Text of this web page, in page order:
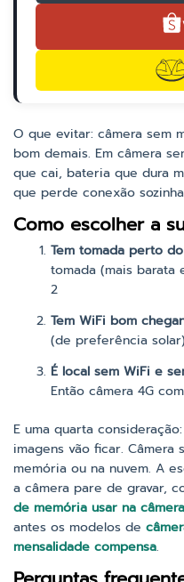
O que evitar: câmera sem
bom demais. Em câmera
que cai, bateria que dura
que perde conexão
Como escolher a
Tem tomada perto
tomada (mais barata
2
Tem WiFi bom
(de preferência
É local sem WiFi e
Então câmera 4G
E uma quarta
imagens vão ficar. Câmera
memória ou na nuvem. A
a câmera pare de gravar,
de memória usar na câmera
antes os modelos de
mensalidade compensa.